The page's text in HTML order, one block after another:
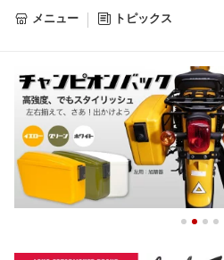
メニュー トピックス